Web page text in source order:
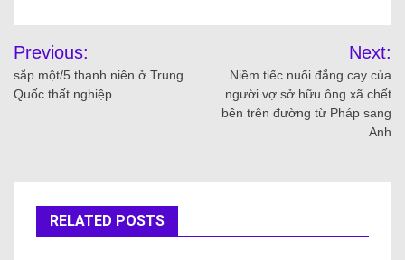
Previous:
sắp một/5 thanh niên ở Trung
Quốc thất nghiệp
Next:
Niềm tiếc nuối đắng cay của
người vợ sở hữu ông xã chết
bên trên đường từ Pháp sang
Anh
RELATED POSTS